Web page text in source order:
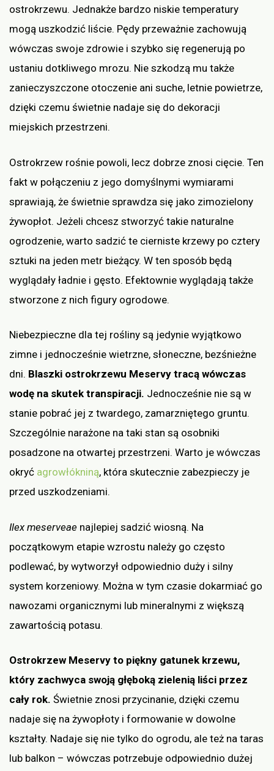
ostrokrzewu. Jednakże bardzo niskie temperatury
mogą uszkodzić liście. Pędy przeważnie zachowują
wówczas swoje zdrowie i szybko się regenerują po
ustaniu dotkliwego mrozu. Nie szkodzą mu także
zanieczyszczone otoczenie ani suche, letnie powietrze,
dzięki czemu świetnie nadaje się do dekoracji
miejskich przestrzeni.
Ostrokrzew rośnie powoli, lecz dobrze znosi cięcie. Ten
fakt w połączeniu z jego domyślnymi wymiarami
sprawiają, że świetnie sprawdza się jako zimozielony
żywopłot. Jeżeli chcesz stworzyć takie naturalne
ogrodzenie, warto sadzić te cierniste krzewy po cztery
sztuki na jeden metr bieżący. W ten sposób będą
wyglądały ładnie i gęsto. Efektownie wyglądają także
stworzone z nich figury ogrodowe.
Niebezpieczne dla tej rośliny są jedynie wyjątkowo
zimne i jednocześnie wietrzne, słoneczne, bezśnieżne
dni. Blaszki ostrokrzewu Meservy tracą wówczas
wodę na skutek transpiracji. Jednocześnie nie są w
stanie pobrać jej z twardego, zamarzniętego gruntu.
Szczególnie narażone na taki stan są osobniki
posadzone na otwartej przestrzeni. Warto je wówczas
okryć agrowłókniną, która skutecznie zabezpieczy je
przed uszkodzeniami.
Ilex meserveae najlepiej sadzić wiosną. Na
początkowym etapie wzrostu należy go często
podlewać, by wytworzył odpowiednio duży i silny
system korzeniowy. Można w tym czasie dokarmiać go
nawozami organicznymi lub mineralnymi z większą
zawartością potasu.
Ostrokrzew Meservy to piękny gatunek krzewu,
który zachwyca swoją głęboką zielenią liści przez
cały rok. Świetnie znosi przycinanie, dzięki czemu
nadaje się na żywopłoty i formowanie w dowolne
kształty. Nadaje się nie tylko do ogrodu, ale też na taras
lub balkon – wówczas potrzebuje odpowiednio dużej